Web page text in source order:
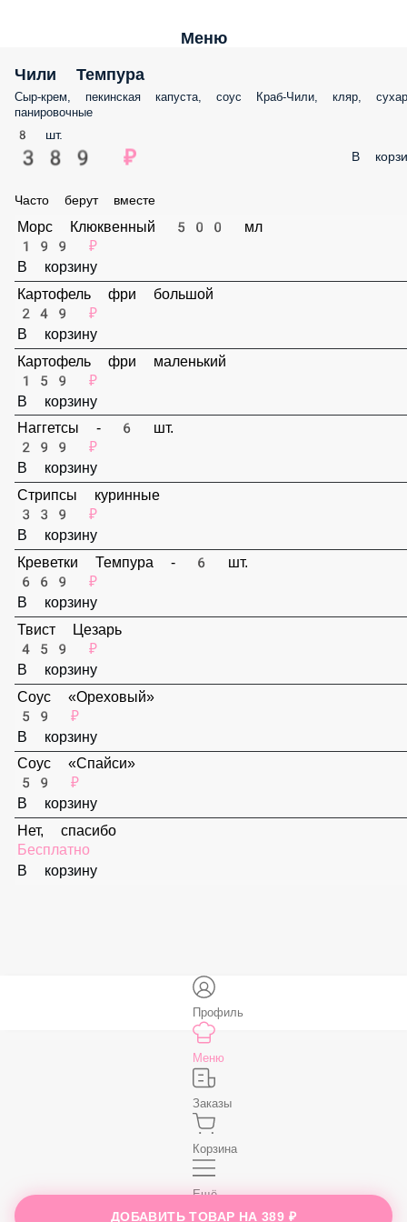
Меню
Чили Темпура
Сыр-крем, пекинская капуста, соус Краб-Чили, кляр, сухари
панировочные
8 шт.
389 ₽ В
Часто берут вместе
Морс Клюквенный 500 мл
199 ₽
В корзину
Картофель фри большой
249 ₽
В корзину
Картофель фри маленький
159 ₽
В корзину
Наггетсы - 6 шт.
299 ₽
В корзину
Стрипсы куринные
339 ₽
В корзину
Креветки Темпура - 6 шт.
669 ₽
В корзину
Твист Цезарь
459 ₽
В корзину
Соус «Ореховый»
59 ₽
В корзину
ДОБАВИТЬ ТОВАР НА389 ₽
Профиль
Меню